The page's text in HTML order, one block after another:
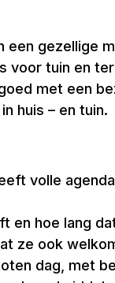
een gezellige
voor tuin en
met een
huis – en tuin.
volle
hoe lang
ze ook
dag, met